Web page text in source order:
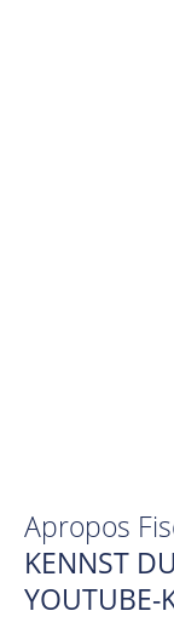
Apropos
KENNST
YOUTUBE-